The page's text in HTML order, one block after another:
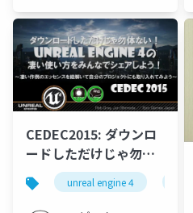
ャパン
CEDEC2015: ダウンロ
ードしただけじゃ勿体
ない！ Unreal Engine
4の 凄い使い方をみん
unreal engine 4